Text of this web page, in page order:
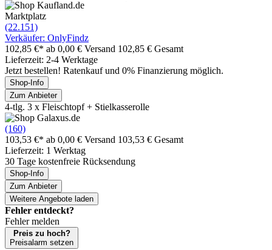
Marktplatz
(22.151)
Verkäufer: OnlyFindz
102,85 €* ab 0,00 € Versand 102,85 € Gesamt
Lieferzeit: 2-4 Werktage
Jetzt bestellen! Ratenkauf und 0% Finanzierung möglich.
Shop-Info
Zum Anbieter
4-tlg. 3 x Fleischtopf + Stielkasserolle
(160)
103,53 €* ab 0,00 € Versand 103,53 € Gesamt
Lieferzeit: 1 Werktag
30 Tage kostenfreie Rücksendung
Shop-Info
Zum Anbieter
Weitere Angebote laden
Fehler entdeckt?
Fehler melden
Preis zu hoch?
Preisalarm setzen